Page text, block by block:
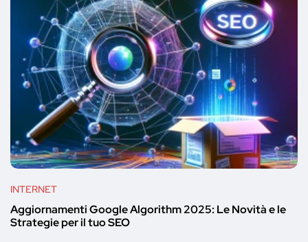
INTERNET
Aggiornamenti Google Algorithm 2025: Le Novità e le
Strategie per il tuo SEO